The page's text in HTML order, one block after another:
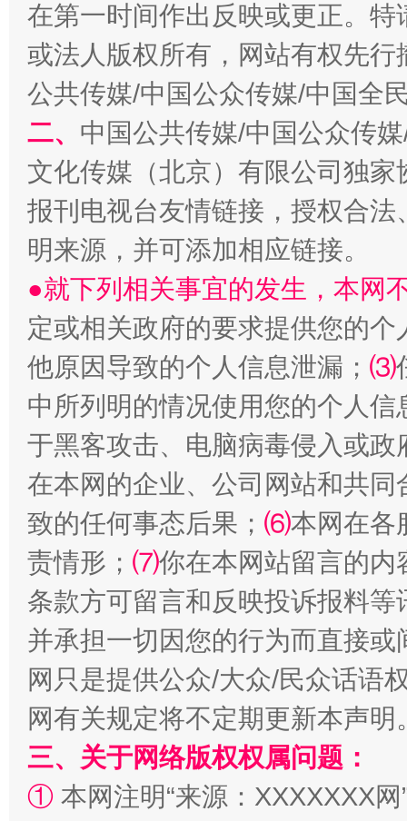
这是一记警钟！ 谢
在谋一域中谋全局
今
在第一时间作出反映或更正。
或法人版权所有，网站有权先
公共传媒/中国公众传媒/中国全
二、 中国公共传媒/中国公众传
文化传媒（北京）有限公司独
报刊电视台友情链接，授权合
明来源，并可添加相应链接。
●就下列相关事宜的发生，本网
定或相关政府的要求提供您的个
他原因导致的个人信息泄漏； ⑶
中所列明的情况使用您的个人
于黑客攻击、电脑病毒侵入或
在本网的企业、公司网站和共
致的任何事态后果； ⑹本网在各
责情形； ⑺你在本网站留言的内
条款方可留言和反映投诉报料
并承担一切因您的行为而直接
网只是提供公众/大众/民众话语
网有关规定将不定期更新本声明
三、关于网络版权权属问题：
① 本网注明“来源：XXXXXXX